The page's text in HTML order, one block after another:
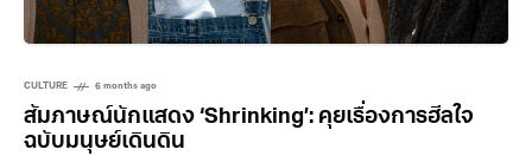
MISTAKE”, “STRANGERS” และเพลงชาติคนอกหัก
อย่าง “HEARTBREAK ANNIVERSARY” “DEAR
CULTURE 6 months ago
สัมภาษณ์นักแสดง ‘Shrinking’: คุยเรื่องการฮีลใจ
ฉบับมนุษย์เดินดิน